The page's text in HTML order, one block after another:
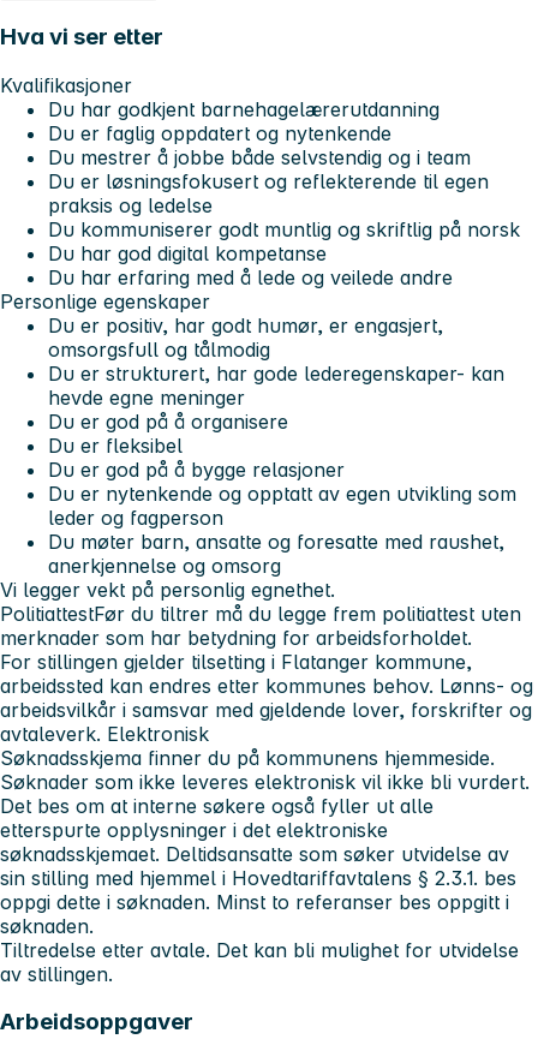
Hva vi ser etter
Kvalifikasjoner
Du har godkjent barnehagelærerutdanning
Du er faglig oppdatert og nytenkende
Du mestrer å jobbe både selvstendig og i team
Du er løsningsfokusert og reflekterende til egen
praksis og ledelse
Du kommuniserer godt muntlig og skriftlig på norsk
Du har god digital kompetanse
Du har erfaring med å lede og veilede andre
Personlige egenskaper
Du er positiv, har godt humør, er engasjert,
omsorgsfull og tålmodig
Du er strukturert, har gode lederegenskaper- kan
hevde egne meninger
Du er god på å organisere
Du er fleksibel
Du er god på å bygge relasjoner
Du er nytenkende og opptatt av egen utvikling som
leder og fagperson
Du møter barn, ansatte og foresatte med raushet,
anerkjennelse og omsorg
Vi legger vekt på personlig egnethet.
PolitiattestFør du tiltrer må du legge frem politiattest uten
merknader som har betydning for arbeidsforholdet.
For stillingen gjelder tilsetting i Flatanger kommune,
arbeidssted kan endres etter kommunes behov. Lønns- og
arbeidsvilkår i samsvar med gjeldende lover, forskrifter og
avtaleverk. Elektronisk
Søknadsskjema finner du på kommunens hjemmeside.
Søknader som ikke leveres elektronisk vil ikke bli vurdert.
Det bes om at interne søkere også fyller ut alle
etterspurte opplysninger i det elektroniske
søknadsskjemaet. Deltidsansatte som søker utvidelse av
sin stilling med hjemmel i Hovedtariffavtalens § 2.3.1. bes
oppgi dette i søknaden. Minst to referanser bes oppgitt i
søknaden.
Tiltredelse etter avtale. Det kan bli mulighet for utvidelse
av stillingen.
Arbeidsoppgaver